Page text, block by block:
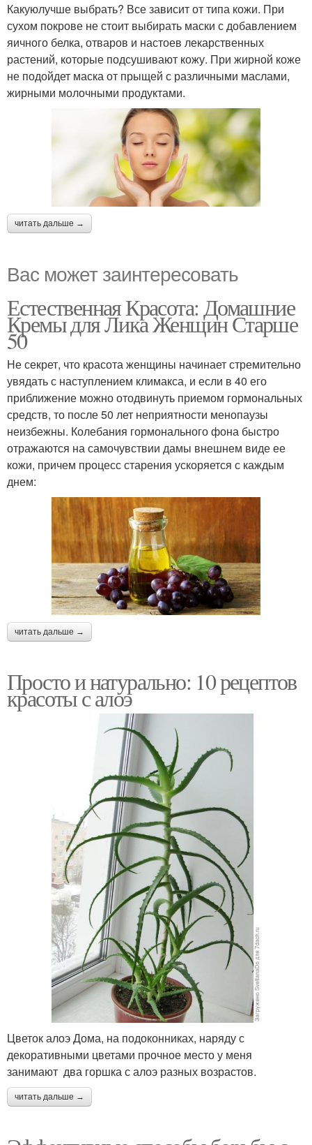
Какуюлучше выбрать? Все зависит от типа кожи. При
сухом покрове не стоит выбирать маски с добавлением
яичного белка, отваров и настоев лекарственных
растений, которые подсушивают кожу. При жирной коже
не подойдет маска от прыщей с различными маслами,
жирными молочными продуктами.
читать дальше →
Вас может заинтересовать
Естественная Красота: Домашние
Кремы для Лика Женщин Старше
50
Не секрет, что красота женщины начинает стремительно
увядать с наступлением климакса, и если в 40 его
приближение можно отодвинуть приемом гормональных
средств, то после 50 лет неприятности менопаузы
неизбежны. Колебания гормонального фона быстро
отражаются на самочувствии дамы внешнем виде ее
кожи, причем процесс старения ускоряется с каждым
днем:
читать дальше →
Просто и натурально: 10 рецептов
красоты с алоэ
Цветок алоэ Дома, на подоконниках, наряду с
декоративными цветами прочное место у меня
занимают два горшка с алоэ разных возрастов.
читать дальше →